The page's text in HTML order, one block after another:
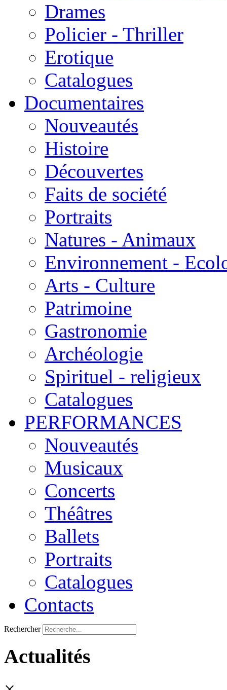
Drames
Policier - Thriller
Erotique
Catalogues
Documentaires
Nouveautés
Histoire
Découvertes
Faits de société
Portraits
Natures - Animaux
Environnement -
Arts - Culture
Patrimoine
Gastronomie
Archéologie
Spirituel - religieux
Catalogues
PERFORMANCES
Nouveautés
Musicaux
Concerts
Théâtres
Ballets
Portraits
Catalogues
Contacts
Rechercher
Actualités